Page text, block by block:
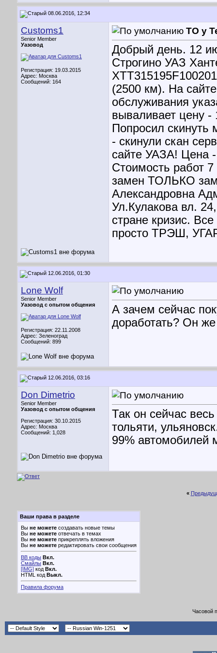
08.06.2016, 12:34
Customs1
Senior Member
Уазовод
Регистрация: 19.03.2015
Адрес: Москва
Сообщений: 164
ТО у
Добрый день. 12
Строгино УАЗ
(2500 км). На
обслуживания
вываливает
Попросил скинуть
- скинули скан
сайте УАЗА! Цена
Стоимость работ
замен ТОЛЬКО
Александровна
Ул.Кулакова вл.
стране кризис.
просто ТРЭШ,
12.06.2016, 01:30
Lone Wolf
Senior Member
Уазовод с опытом общения
Регистрация: 22.11.2008
Адрес: Зеленоград
Сообщений: 899
А зачем сейчас
доработать? Он
12.06.2016, 03:16
Don Dimetrio
Senior Member
Уазовод с опытом общения
Регистрация: 30.10.2015
Адрес: Москва
Сообщений: 1,028
Так он сейчас
тольяти,
99% автомобилей
«
Ваши права в разделе
Вы не можете создавать новые темы
Вы не можете отвечать в темах
Вы не можете прикреплять вложения
Вы не можете редактировать свои сообщения
BB коды Вкл.
Смайлы Вкл.
[IMG] код Вкл.
HTML код Выкл.
Правила форума
Часовой